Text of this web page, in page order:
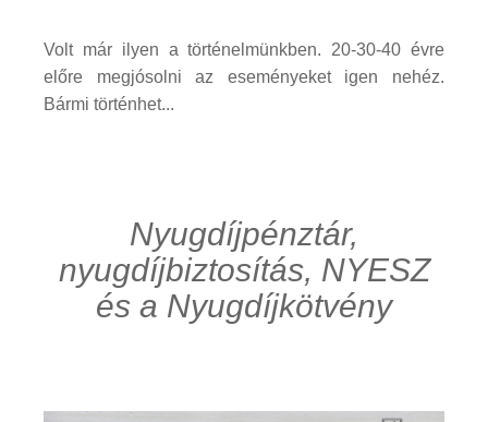
Volt már ilyen a történelmünkben. 20-30-40 évre
előre megjósolni az eseményeket igen nehéz.
Bármi történhet...
Nyugdíjpénztár,
nyugdíjbiztosítás, NYESZ
és a Nyugdíjkötvény